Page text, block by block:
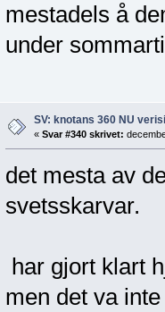
mestadels å
under
SV: knotans 360 NU
« Svar #340 skrivet:
det mesta av
svetsskarvar.
har gjort klart
men det va